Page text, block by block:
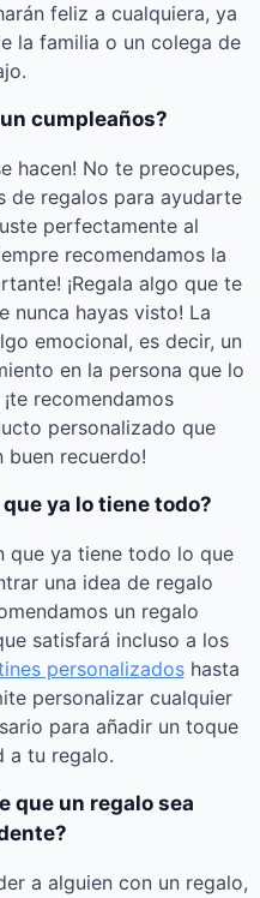
feliz a cualquiera, ya
la familia o un colega de
cumpleaños?
hacen! No te preocupes,
de regalos para ayudarte
perfectamente al
recomendamos la
¡Regala algo que te
nunca hayas visto! La
emocional, es decir, un
en la persona que lo
recomendamos
personalizado que
buen recuerdo!
ya lo tiene todo?
que ya tiene todo lo que
una idea de regalo
un regalo
satisfará incluso a los
personalizadoshasta
personalizar cualquier
para añadir un toque
a tu regalo.
que un regalo sea
a alguien con un regalo,